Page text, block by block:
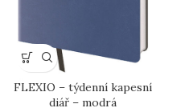
FLEXIO – týdenní kapesní
diář – modrá